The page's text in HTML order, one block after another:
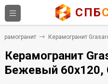
СПБ
Керамогранит
Керамогранит
Бежевый 60x120,